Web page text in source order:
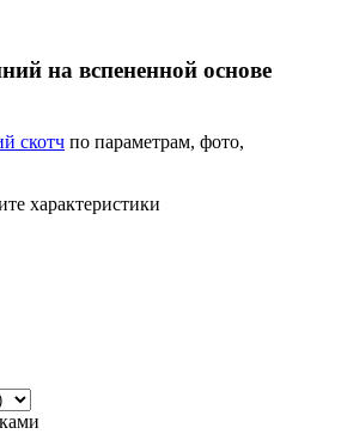
на вспененной основе
скотч по параметрам, фото,
характеристики